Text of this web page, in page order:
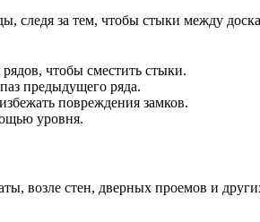
следя за тем, чтобы стыки между
чтобы сместить стыки.
предыдущего ряда.
повреждения замков.
уровня.
возле стен, дверных проемов и